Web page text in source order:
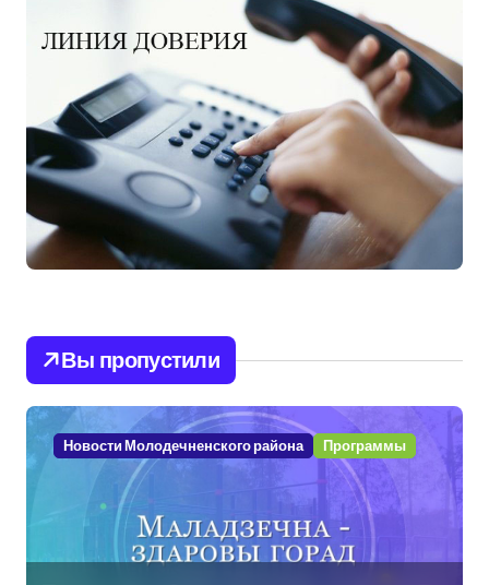
Вы пропустили
Новости Молодечненского района Программы